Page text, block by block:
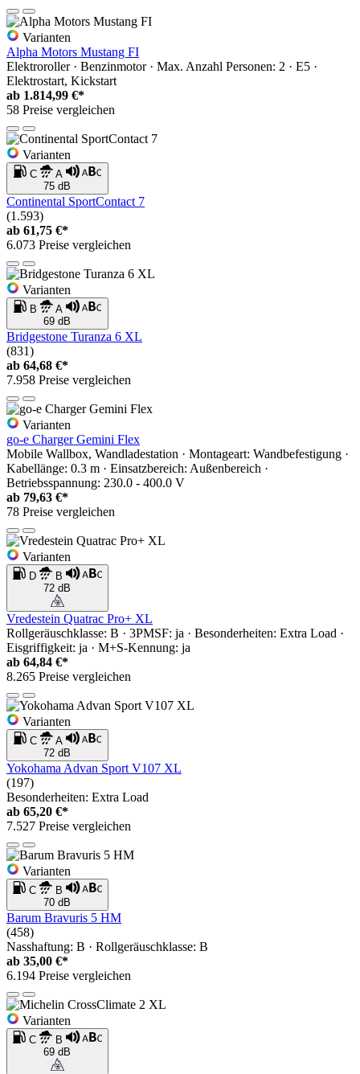
Varianten
Alpha Motors Mustang FI
Elektroroller · Benzinmotor · Max. Anzahl Personen: 2 · E5 ·
Elektrostart, Kickstart
ab 1.814,99 €*
58 Preise vergleichen
Varianten
C
A
75 dB
Continental SportContact 7
(1.593)
ab 61,75 €*
6.073 Preise vergleichen
Varianten
B
A
69 dB
Bridgestone Turanza 6 XL
(831)
ab 64,68 €*
7.958 Preise vergleichen
Varianten
go-e Charger Gemini Flex
Mobile Wallbox, Wandladestation · Montageart: Wandbefestigung ·
Kabellänge: 0.3 m · Einsatzbereich: Außenbereich ·
Betriebsspannung: 230.0 - 400.0 V
ab 79,63 €*
78 Preise vergleichen
Varianten
D
B
72 dB
Vredestein Quatrac Pro+ XL
Rollgeräuschklasse: B · 3PMSF: ja · Besonderheiten: Extra Load ·
Eisgriffigkeit: ja · M+S-Kennung: ja
ab 64,84 €*
8.265 Preise vergleichen
Varianten
C
A
72 dB
Yokohama Advan Sport V107 XL
(197)
Besonderheiten: Extra Load
ab 65,20 €*
7.527 Preise vergleichen
Varianten
C
B
70 dB
Barum Bravuris 5 HM
(458)
Nasshaftung: B · Rollgeräuschklasse: B
ab 35,00 €*
6.194 Preise vergleichen
Varianten
C
B
69 dB